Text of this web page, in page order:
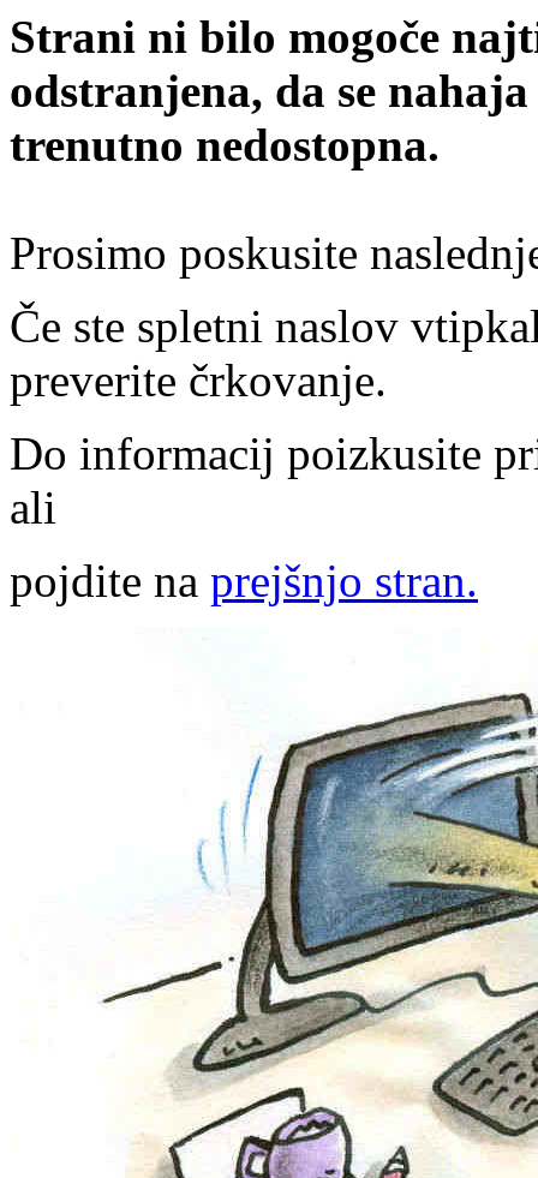
Strani ni bilo mogoče
odstranjena, da se
trenutno nedostopna.
Prosimo poskusite
Če ste spletni naslov
preverite črkovanje.
Do informacij poizkusite
ali
pojdite na prejšnjo stran.